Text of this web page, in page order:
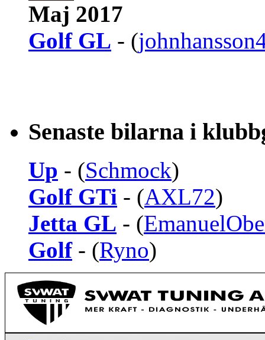
Maj 2017
Golf GL - (
Senaste bilarna i
Up - (Schmock)
Golf GTi - (AXL72)
Jetta GL - (
Golf- (Ryno)